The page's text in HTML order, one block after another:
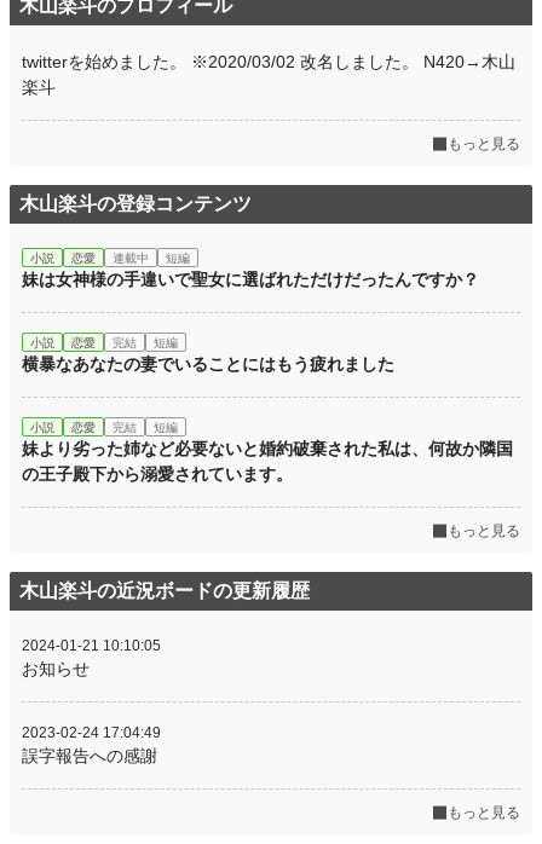
木山楽斗のプロフィール
twitterを始めました。 ※2020/03/02 改名しました。 N420→木山
楽斗
もっと見る
木山楽斗の登録コンテンツ
小説 恋愛 連載中 短編
妹は女神様の手違いで聖女に選ばれただけだったんですか？
小説 恋愛 完結 短編
横暴なあなたの妻でいることにはもう疲れました
小説 恋愛 完結 短編
妹より劣った姉など必要ないと婚約破棄された私は、何故か隣国
の王子殿下から溺愛されています。
もっと見る
木山楽斗の近況ボードの更新履歴
2024-01-21 10:10:05
お知らせ
2023-02-24 17:04:49
誤字報告への感謝
もっと見る